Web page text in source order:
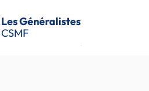
Les Généralistes
CSMF